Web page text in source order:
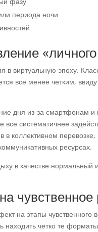
периода ночи
в виртуальную эпоху.
все менее четким, ввиду
дня из-за смартфонам
систематичнее
коллективном
ресурсах.
в качестве нормальный
чувственное
на этапы чувственного
находить четко те